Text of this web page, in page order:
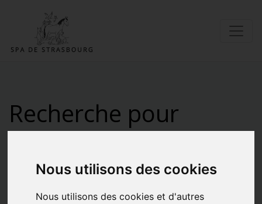
Nous utilisons des cookies
Nous utilisons des cookies et d'autres
Recherche pour
"Conseils"